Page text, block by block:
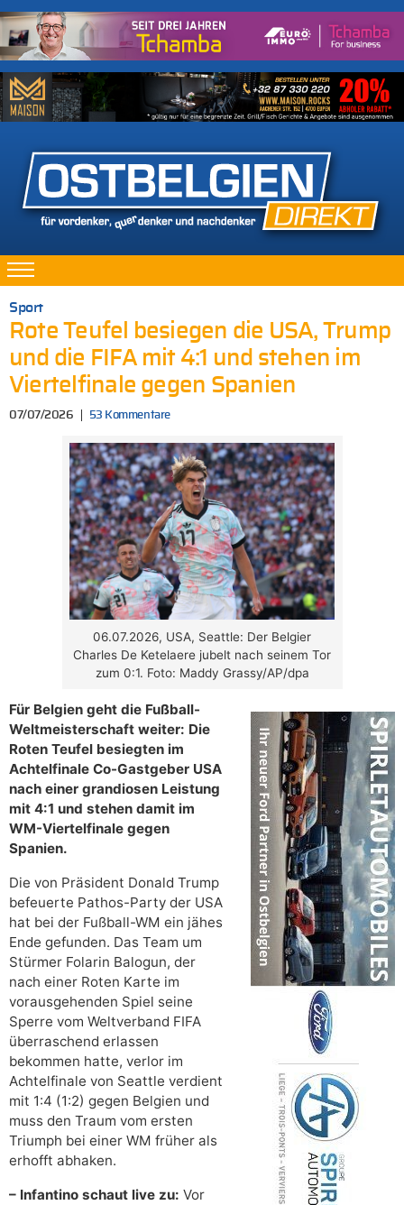
Sport
Rote Teufel besiegen die USA, Trump
und die FIFA mit 4:1 und stehen im
Viertelfinale gegen Spanien
07/07/2026 53 Kommentare
06.07.2026, USA, Seattle: Der Belgier
Charles De Ketelaere jubelt nach seinem Tor
zum 0:1. Foto: Maddy Grassy/AP/dpa
Für Belgien geht die Fußball-
Weltmeisterschaft weiter: Die
Roten Teufel besiegten im
Achtelfinale Co-Gastgeber USA
nach einer grandiosen Leistung
mit 4:1 und stehen damit im
WM-Viertelfinale gegen
Spanien.
Die von Präsident Donald Trump
befeuerte Pathos-Party der USA
hat bei der Fußball-WM ein jähes
Ende gefunden. Das Team um
Stürmer Folarin Balogun, der
nach einer Roten Karte im
vorausgehenden Spiel seine
Sperre vom Weltverband FIFA
überraschend erlassen
bekommen hatte, verlor im
Achtelfinale von Seattle verdient
mit 1:4 (1:2) gegen Belgien und
muss den Traum vom ersten
Triumph bei einer WM früher als
erhofft abhaken.
– Infantino schaut live zu: Vor